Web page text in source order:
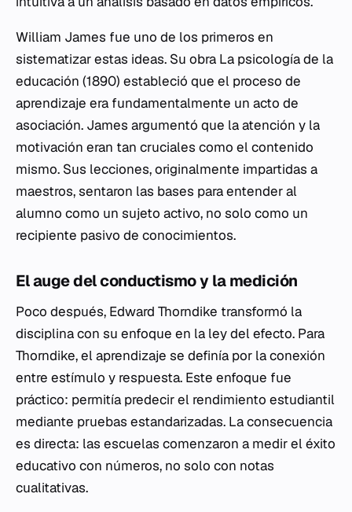
William James fue uno de los primeros en
sistematizar estas ideas. Su obra La psicología de la
educación (1890) estableció que el proceso de
aprendizaje era fundamentalmente un acto de
asociación. James argumentó que la atención y la
motivación eran tan cruciales como el contenido
mismo. Sus lecciones, originalmente impartidas a
maestros, sentaron las bases para entender al
alumno como un sujeto activo, no solo como un
recipiente pasivo de conocimientos.
El auge del conductismo y la medición
Poco después, Edward Thorndike transformó la
disciplina con su enfoque en la ley del efecto. Para
Thorndike, el aprendizaje se definía por la conexión
entre estímulo y respuesta. Este enfoque fue
práctico: permitía predecir el rendimiento estudiantil
mediante pruebas estandarizadas. La consecuencia
es directa: las escuelas comenzaron a medir el éxito
educativo con números, no solo con notas
cualitativas.